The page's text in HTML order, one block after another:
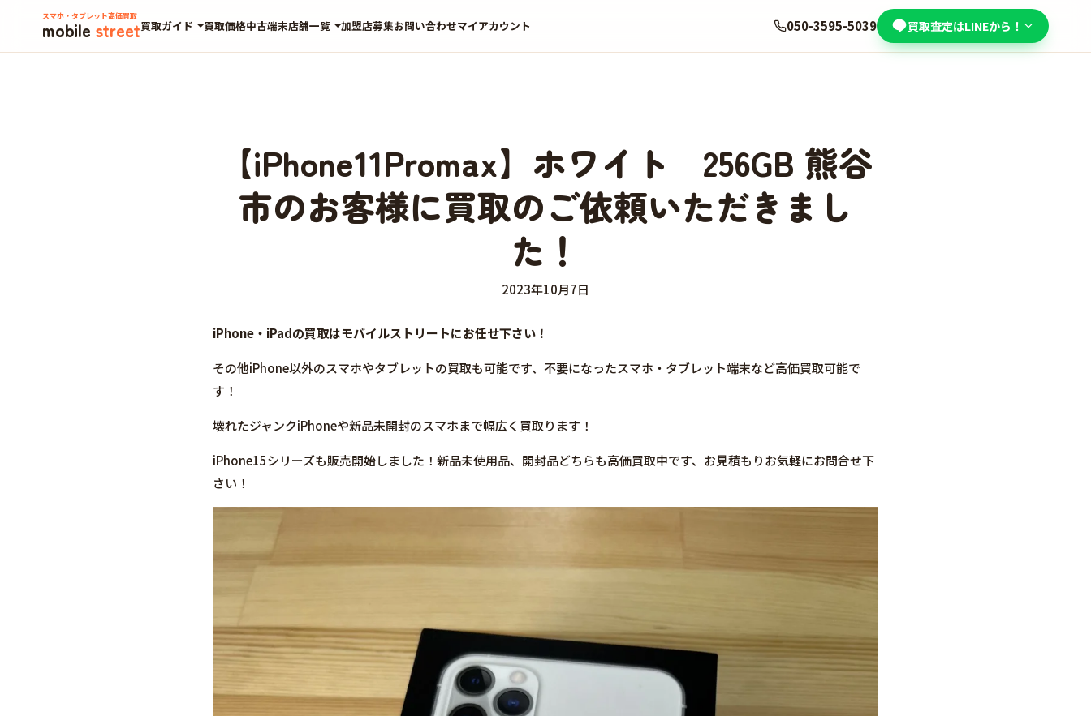
スマホ・タブレット高価買取
mobile street買取ガイド 買取価格中古端末店舗一覧 加盟店募集お問い合わせマイアカウント 050-3595-5039 買取査定はLINEから！
【iPhone11Promax】ホワイト 256GB 熊谷
市のお客様に買取のご依頼いただきまし
た！
2023年10月7日
iPhone・iPadの買取はモバイルストリートにお任せ下さい！
その他iPhone以外のスマホやタブレットの買取も可能です、不要になったスマホ・タブレット端末など高価買取可能で
す！
壊れたジャンクiPhoneや新品未開封のスマホまで幅広く買取ります！
iPhone15シリーズも販売開始しました！新品未使用品、開封品どちらも高価買取中です、お見積もりお気軽にお問合せ下
さい！